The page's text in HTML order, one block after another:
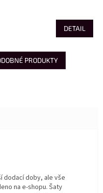
DETAIL
PRODUKTY
5 z 5 hvězdiček.
dodací doby, ale vše
na e-shopu. Šaty